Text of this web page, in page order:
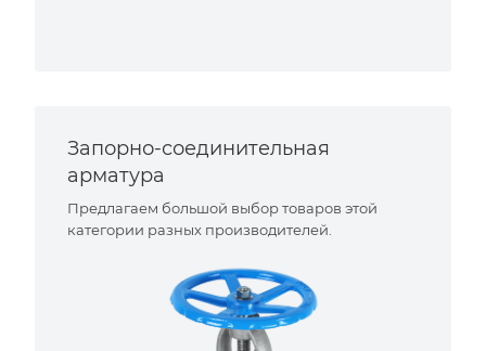
Запорно-соединительная
арматура
Предлагаем большой выбор товаров этой
категории разных производителей.